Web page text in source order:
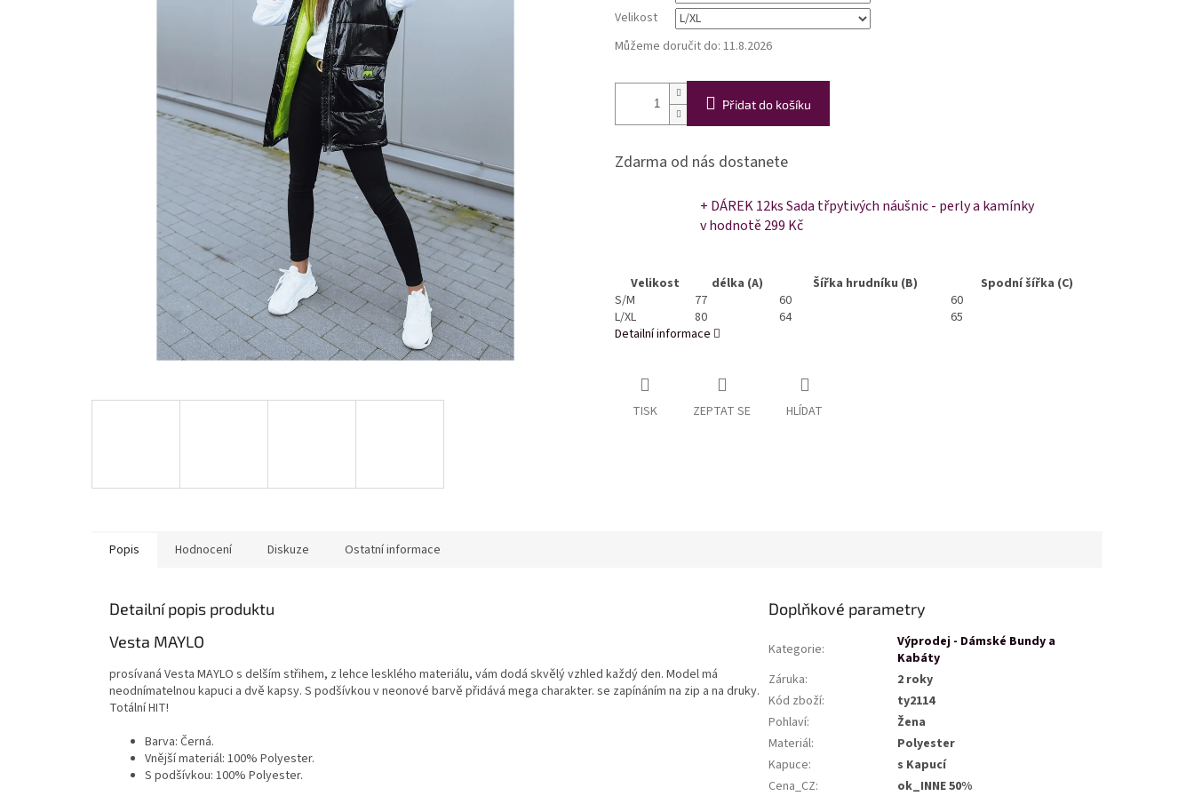
Velikost
Můžeme doručit do: 11.8.2026
Přidat do košíku
Zdarma od nás dostanete
+ DÁREK 12ks Sada třpytivých náušnic - perly a kamínky
v hodnotě 299 Kč
Velikost délka (A) Šířka hrudníku (B)
Spodní šířka (C)
S/M
77 60
60
L/XL
80 64
65
Detailní informace
TISK ZEPTAT SE HLÍDAT
Popis Hodnocení Diskuze Ostatní informace
Detailní popis produktu
Vesta MAYLO
prosívaná Vesta MAYLO s delším střihem, z lehce lesklého materiálu, vám dodá skvělý vzhled každý den. Model má
neodnímatelnou kapuci a dvě kapsy. S podšívkou v neonové barvě přidává mega charakter. se zapínáním na zip a na druky.
Totální HIT!
Barva: Černá.
Vnější materiál: 100% Polyester.
S podšívkou: 100% Polyester.
Doplňkové parametry
Kategorie:
Výprodej - Dámské Bundy a
Kabáty
Záruka:
2 roky
Kód zboží:
ty2114
Pohlaví:
Žena
Materiál:
Polyester
Kapuce:
s Kapucí
Cena_CZ:
ok_INNE 50%